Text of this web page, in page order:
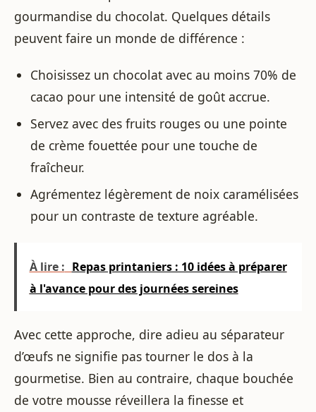
gourmandise du chocolat. Quelques détails
peuvent faire un monde de différence :
Choisissez un chocolat avec au moins 70% de
cacao pour une intensité de goût accrue.
Servez avec des fruits rouges ou une pointe
de crème fouettée pour une touche de
fraîcheur.
Agrémentez légèrement de noix caramélisées
pour un contraste de texture agréable.
À lire : Repas printaniers : 10 idées à préparer
à l'avance pour des journées sereines
Avec cette approche, dire adieu au séparateur
d’œufs ne signifie pas tourner le dos à la
gourmetise. Bien au contraire, chaque bouchée
de votre mousse réveillera la finesse et